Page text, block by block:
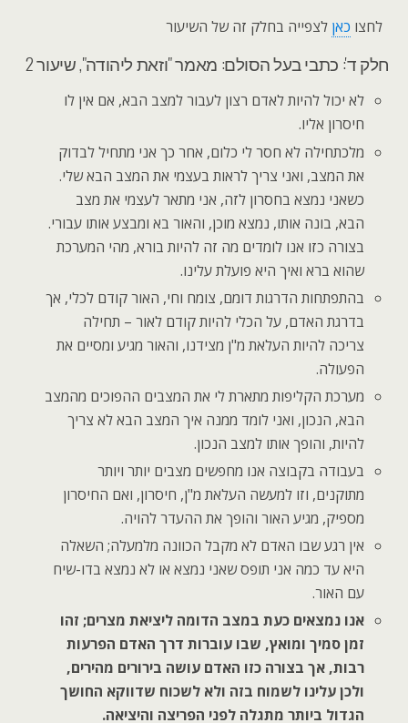
לחצו כאן לצפייה בחלק זה של השיעור
חלק ד': כתבי בעל הסולם: מאמר "וזאת ליהודה", שיעור 2
לא יכול להיות לאדם רצון לעבור למצב הבא, אם אין לו
חיסרון אליו.
מלכתחילה לא חסר לי כלום, אחר כך אני מתחיל לבדוק
את המצב, ואני צריך לראות בעצמי את המצב הבא שלי.
כשאני נמצא בחסרון לזה, אני מתאר לעצמי את מצב
הבא, בונה אותו, נמצא מוכן, והאור בא ומבצע אותו עבורי.
בצורה כזו אנו לומדים מה זה להיות בורא, מהי המערכת
שהוא ברא ואיך היא פועלת עלינו.
בהתפתחות הדרגות דומם, צומח וחי, האור קודם לכלי, אך
בדרגת האדם, על הכלי להיות קודם לאור – תחילה
צריכה להיות העלאת מ"ן מצידנו, והאור מגיע ומסיים את
הפעולה.
מערכת הקליפות מתארת לי את המצבים ההפוכים מהמצב
הבא, הנכון, ואני לומד ממנה איך המצב הבא לא צריך
להיות, והופך אותו למצב הנכון.
בעבודה בקבוצה אנו מחפשים מצבים יותר ויותר
מתוקנים, וזו למעשה העלאת מ"ן, חיסרון, ואם החיסרון
מספיק, מגיע האור והופך את ההעדר להויה.
אין רגע שבו האדם לא מקבל הכוונה מלמעלה; השאלה
היא עד כמה אני תופס שאני נמצא או לא נמצא בדו-שיח
עם האור.
אנו נמצאים כעת במצב הדומה ליציאת מצרים; זהו
זמן סמיך ומואץ, שבו עוברות דרך האדם הפרעות
רבות, אך בצורה כזו האדם עושה בירורים מהירים,
ולכן עלינו לשמוח בזה ולא לשכוח שדווקא החושך
הגדול ביותר מתגלה לפני הפריצה והיציאה.